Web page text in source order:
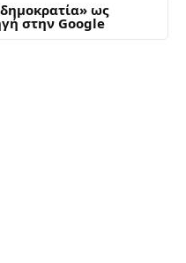
ως
στην Google